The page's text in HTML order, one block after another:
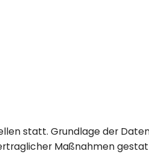
statt. Grundlage der
Maßnahmen